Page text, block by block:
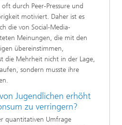
durch Peer-Pressure und
motiviert. Daher ist es
die von Social-Media-
Meinungen, die mit den
übereinstimmen,
die Mehrheit nicht in der Lage,
sondern musste ihre
Jugendlichen erhöht
zu verringern?
quantitativen Umfrage